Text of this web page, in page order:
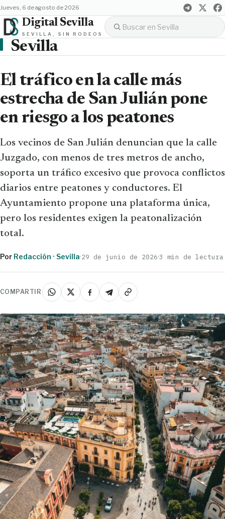
jueves, 6 de agosto de 2026
Digital Sevilla
SEVILLA, SIN RODEOS
Sevilla
El tráfico en la calle más
estrecha de San Julián pone
en riesgo a los peatones
Los vecinos de San Julián denuncian que la calle
Juzgado, con menos de tres metros de ancho,
soporta un tráfico excesivo que provoca conflictos
diarios entre peatones y conductores. El
Ayuntamiento propone una plataforma única,
pero los residentes exigen la peatonalización
total.
Por Redacción · Sevilla·29 de junio de 2026·3 min de lectura
COMPARTIR